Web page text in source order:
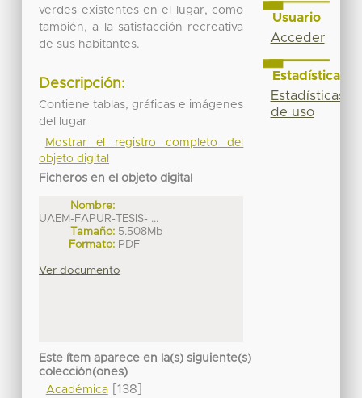
verdes existentes en el lugar, como
también, a la satisfacción recreativa
de sus habitantes.
Descripción:
Contiene tablas, gráficas e imágenes
del lugar
Mostrar el registro completo del
objeto digital
Ficheros en el objeto digital
Nombre:
UAEM-FAPUR-TESIS- ...
Tamaño: 5.508Mb
Formato: PDF
Ver documento
Este ítem aparece en la(s) siguiente(s)
colección(ones)
Académica[138]
Usuario
Acceder
Estadísticas
Estadísticas
de uso